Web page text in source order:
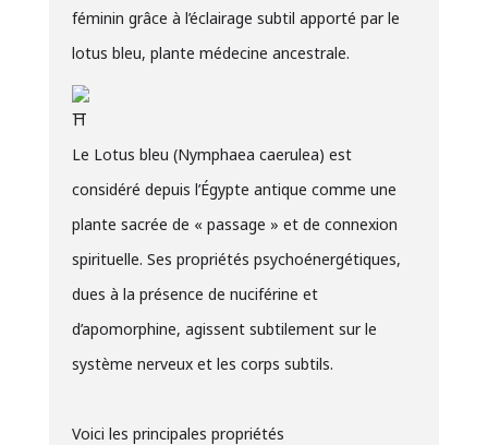
féminin grâce à l’éclairage subtil apporté par le
lotus bleu, plante médecine ancestrale.
Le Lotus bleu (Nymphaea caerulea) est
considéré depuis l’Égypte antique comme une
plante sacrée de « passage » et de connexion
spirituelle. Ses propriétés psychoénergétiques,
dues à la présence de nuciférine et
d’apomorphine, agissent subtilement sur le
système nerveux et les corps subtils.
Voici les principales propriétés